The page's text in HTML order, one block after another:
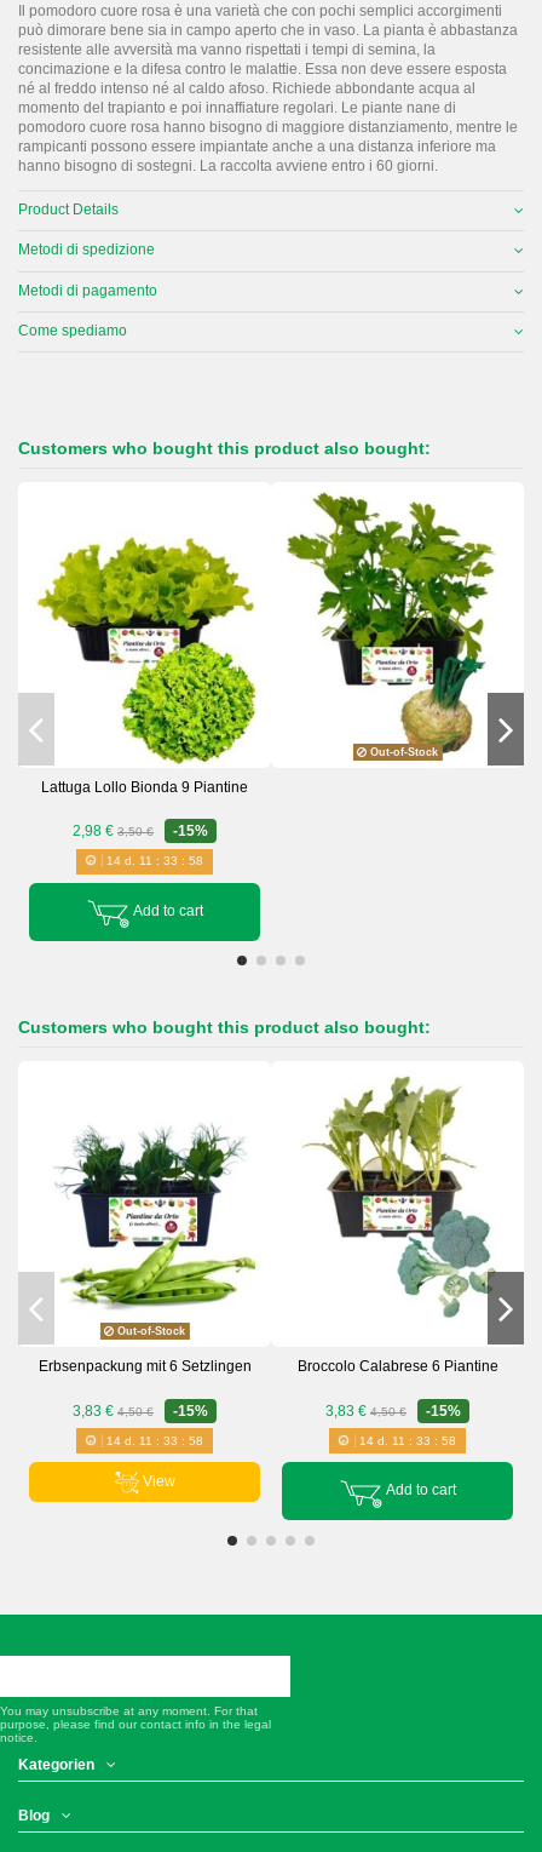
Il pomodoro cuore rosa è una varietà che con pochi semplici accorgimenti
può dimorare bene sia in campo aperto che in vaso. La pianta è abbastanza
resistente alle avversità ma vanno rispettati i tempi di semina, la
concimazione e la difesa contro le malattie. Essa non deve essere esposta
né al freddo intenso né al caldo afoso. Richiede abbondante acqua al
momento del trapianto e poi innaffiature regolari. Le piante nane di
pomodoro cuore rosa hanno bisogno di maggiore distanziamento, mentre le
rampicanti possono essere impiantate anche a una distanza inferiore ma
hanno bisogno di sostegni. La raccolta avviene entro i 60 giorni.
Product Details
Metodi di spedizione
Metodi di pagamento
Come spediamo
Customers who bought this product also bought:
Lattuga Lollo Bionda 9 Piantine
2,98 € 3,50 € -15%
14 d. 11 :33 :58
Add to cart
Out-of-Stock
Customers who bought this product also bought:
Out-of-Stock
Erbsenpackung mit 6 Setzlingen
3,83 € 4,50 € -15%
14 d. 11 :33 :58
View
Broccolo Calabrese 6 Piantine
3,83 € 4,50 € -15%
14 d. 11 :33 :58
Add to cart
You may unsubscribe at any moment. For that
purpose, please find our contact info in the legal
notice.
Kategorien
Blog